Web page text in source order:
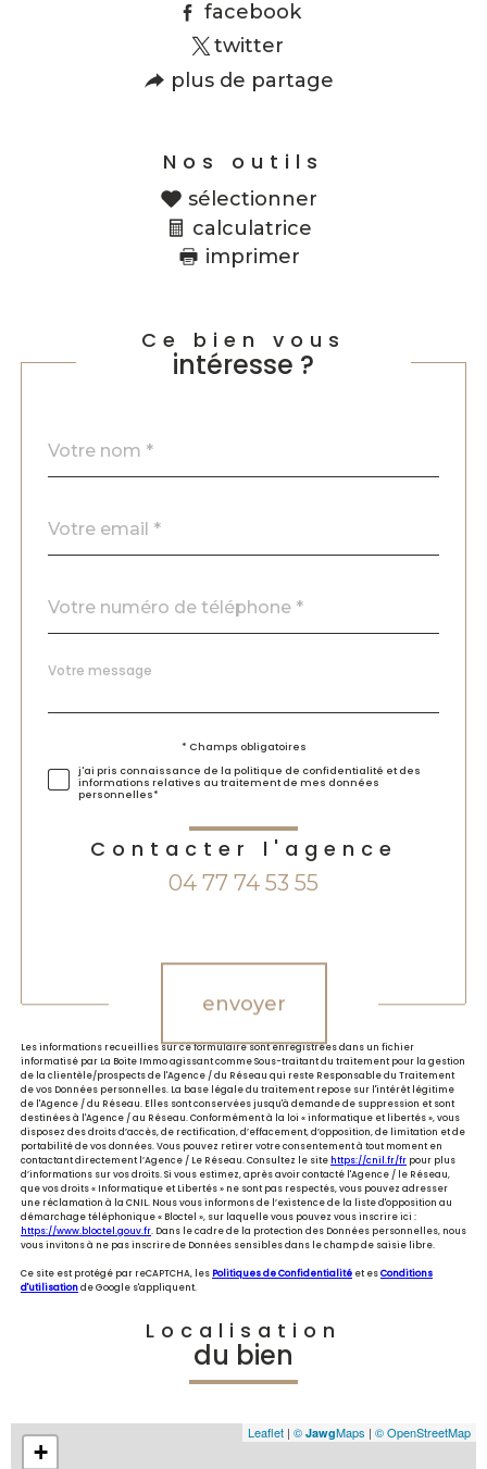
facebook
twitter
plus de partage
Nos outils
sélectionner
calculatrice
imprimer
Ce bien vous
intéresse ?
par
défaut
*
*
*
Fieldset
Message
*
* Champs obligatoires
j'ai pris connaissance de la politique de confidentialité et des
informations relatives au traitement de mes données
personnelles*
Contacter l'agence
04 77 74 53 55
envoyer
Les informations recueillies sur ce formulaire sont enregistrées dans un fichier
informatisé par La Boite Immo agissant comme Sous-traitant du traitement pour la gestion
de la clientèle/prospects de l'Agence / du Réseau qui reste Responsable du Traitement
de vos Données personnelles. La base légale du traitement repose sur l'intérêt légitime
de l'Agence / du Réseau. Elles sont conservées jusqu'à demande de suppression et sont
destinées à l'Agence / au Réseau. Conformément à la loi « informatique et libertés », vous
disposez des droits d’accès, de rectification, d’effacement, d’opposition, de limitation et de
portabilité de vos données. Vous pouvez retirer votre consentement à tout moment en
contactant directement l’Agence / Le Réseau. Consultez le site https://cnil.fr/fr pour plus
d’informations sur vos droits. Si vous estimez, après avoir contacté l'Agence / le Réseau,
que vos droits « Informatique et Libertés » ne sont pas respectés, vous pouvez adresser
une réclamation à la CNIL. Nous vous informons de l’existence de la liste d'opposition au
démarchage téléphonique « Bloctel », sur laquelle vous pouvez vous inscrire ici :
https://www.bloctel.gouv.fr. Dans le cadre de la protection des Données personnelles, nous
vous invitons à ne pas inscrire de Données sensibles dans le champ de saisie libre.
Ce site est protégé par reCAPTCHA, les Politiques de Confidentialité et esConditions
d'utilisationde Google s'appliquent.
Localisation
du bien
+
Leaflet | © JawgMaps | © OpenStreetMap